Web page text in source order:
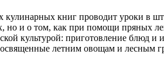
книг проводит уроки в
но и о том, как при помощи пряных
культурой: приготовление блюд
летним овощам и лесным